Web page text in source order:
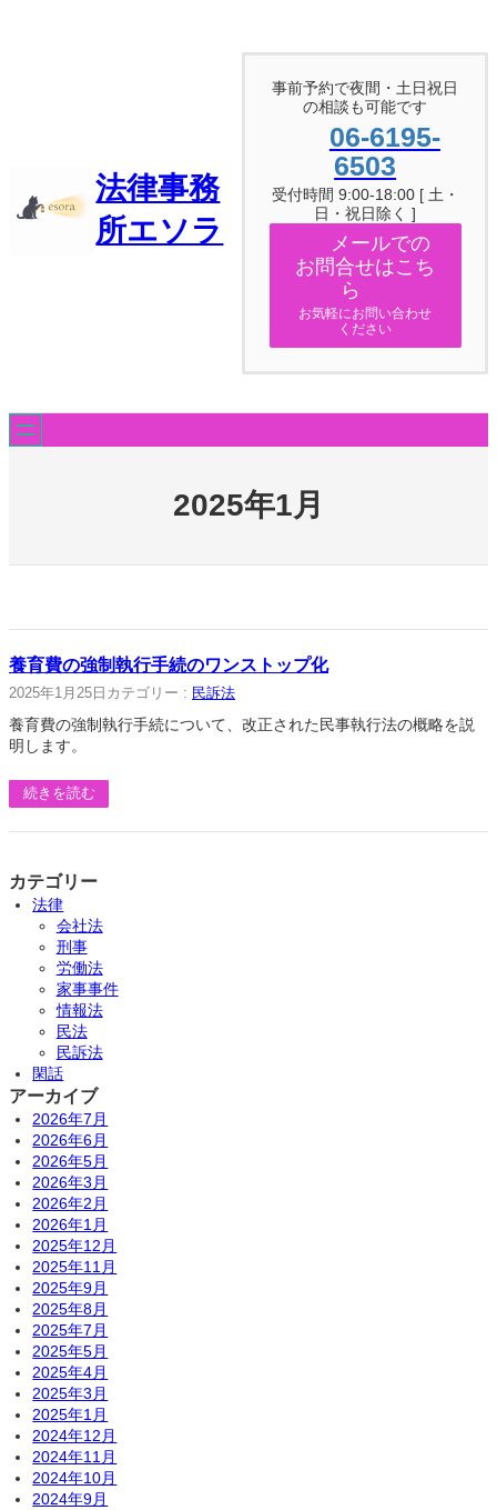
法律事務
所エソラ
事前予約で夜間・土日祝日
の相談も可能です
06-6195-
6503
受付時間 9:00-18:00 [ 土・
日・祝日除く ]
メールでの
お問合せはこち
ら
お気軽にお問い合わせ
ください
2025年1月
養育費の強制執行手続のワンストップ化
2025年1月25日 カテゴリー : 民訴法
養育費の強制執行手続について、改正された民事執行法の概略を説
明します。
続きを読む
カテゴリー
法律
会社法
刑事
労働法
家事事件
情報法
民法
民訴法
閑話
アーカイブ
2026年7月
2026年6月
2026年5月
2026年3月
2026年2月
2026年1月
2025年12月
2025年11月
2025年9月
2025年8月
2025年7月
2025年5月
2025年4月
2025年3月
2025年1月
2024年12月
2024年11月
2024年10月
2024年9月